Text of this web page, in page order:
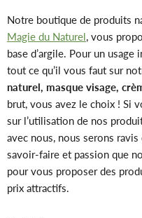
Notre boutique de produits
Magie du Naturel, vous
base d’argile. Pour un
tout ce qu’il vous faut sur
naturel, masque visage,
brut, vous avez le choix ! Si
sur l’utilisation de nos
avec nous, nous serons
savoir-faire et passion que
pour vous proposer des
prix attractifs.